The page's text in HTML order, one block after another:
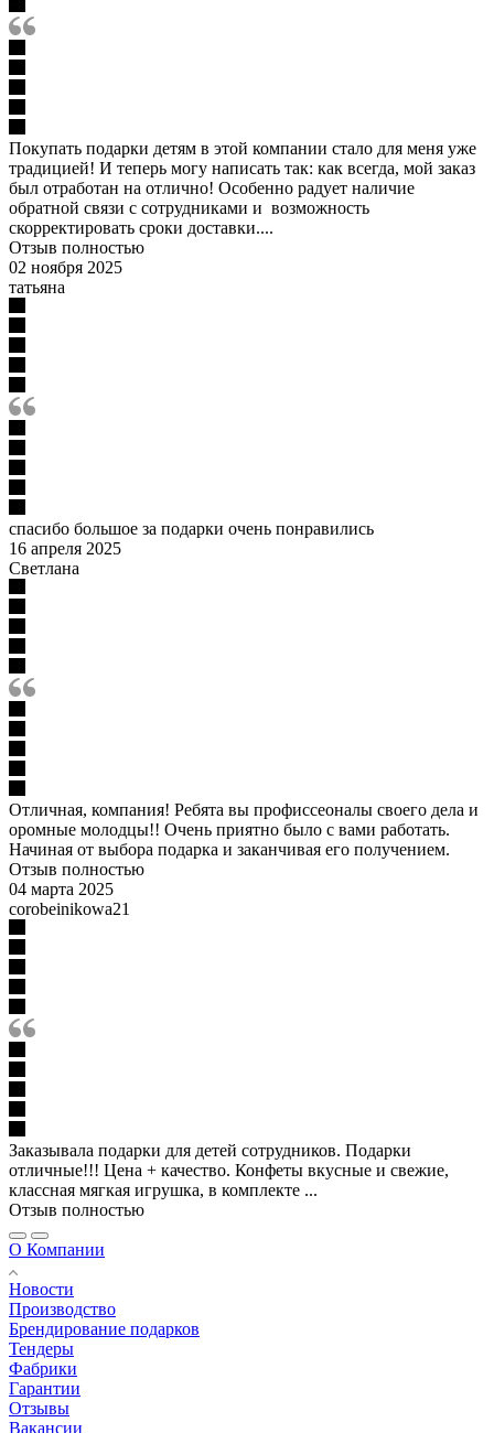
Покупать подарки детям в этой компании стало для меня уже
традицией! И теперь могу написать так: как всегда, мой заказ
был отработан на отлично! Особенно радует наличие
обратной связи с сотрудниками и возможность
скорректировать сроки доставки....
Отзыв полностью
02 ноября 2025
татьяна
спасибо большое за подарки очень понравились
16 апреля 2025
Светлана
Отличная, компания! Ребята вы профиссеоналы своего дела и
оромные молодцы!! Очень приятно было с вами работать.
Начиная от выбора подарка и заканчивая его получением.
Отзыв полностью
04 марта 2025
corobeinikowa21
Заказывала подарки для детей сотрудников. Подарки
отличные!!! Цена + качество. Конфеты вкусные и свежие,
классная мягкая игрушка, в комплекте ...
Отзыв полностью
О Компании
Новости
Производство
Брендирование подарков
Тендеры
Фабрики
Гарантии
Отзывы
Вакансии